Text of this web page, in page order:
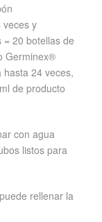
veces y
20 botellas de
Germinex®
24 veces,
de producto
con agua
listos para
rellenar la